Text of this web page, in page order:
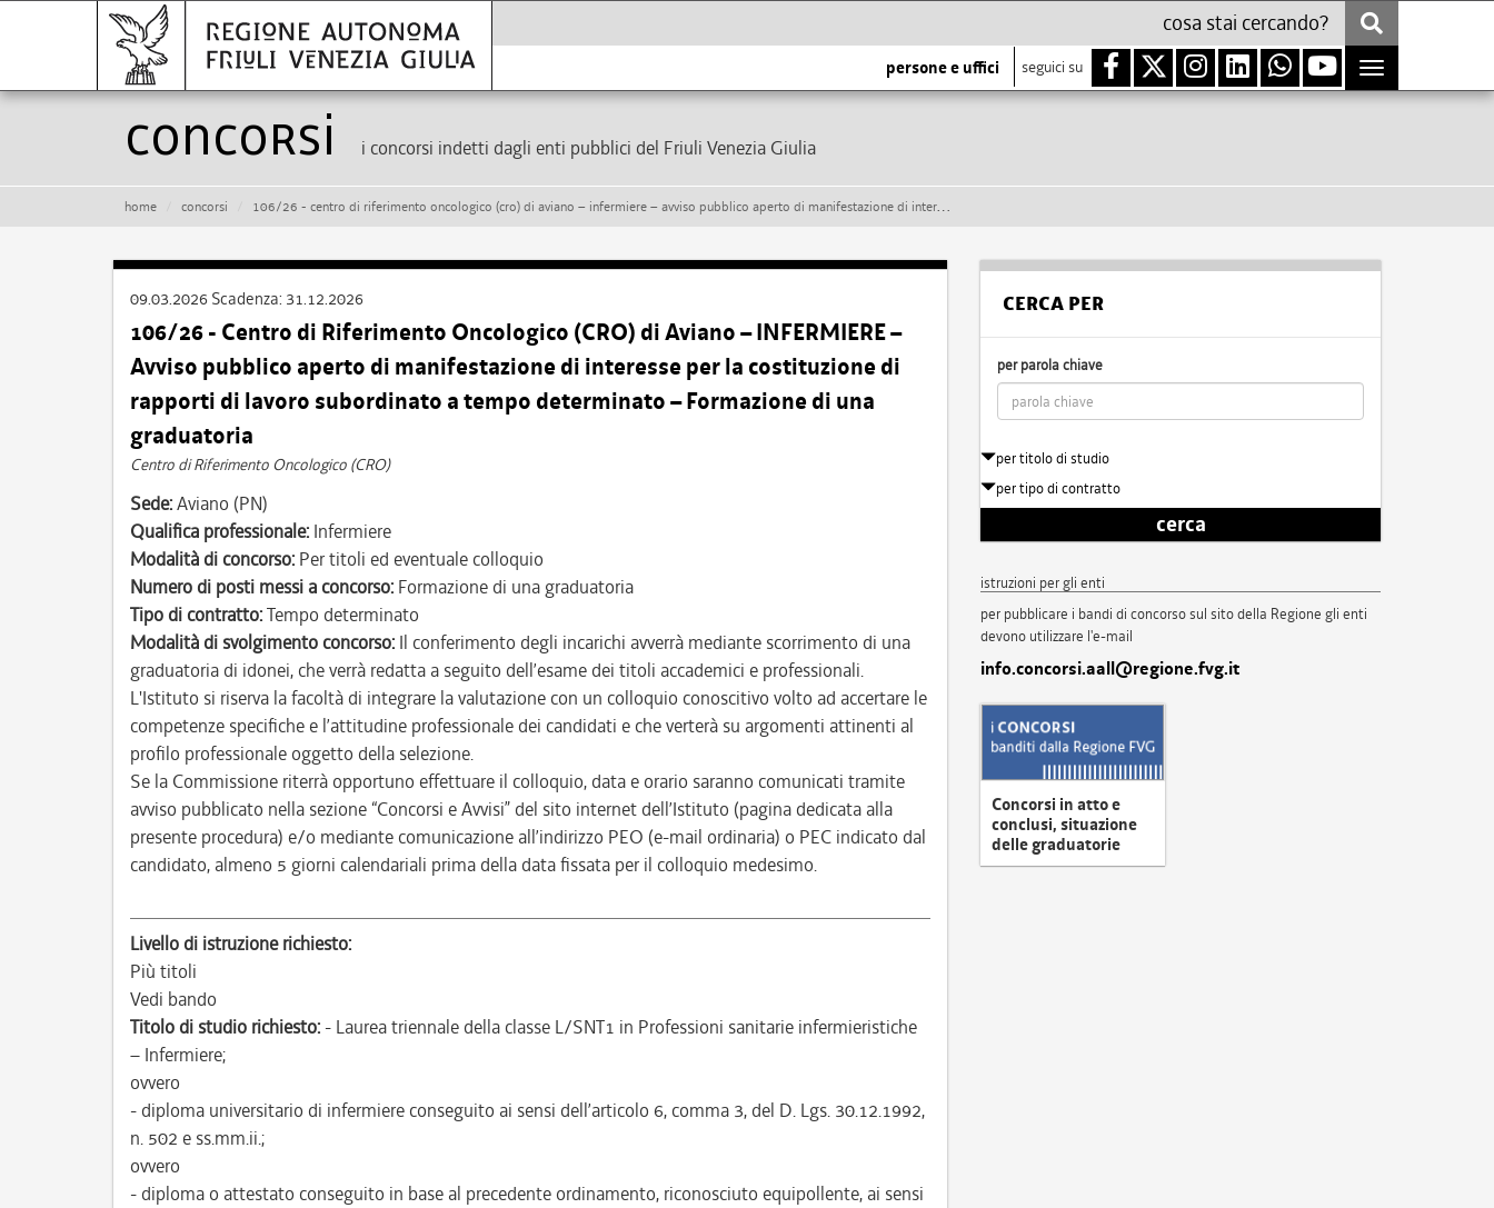
persone e uffici seguici su
Toggle
navigation
Concorsi i concorsi indetti dagli enti pubblici del Friuli Venezia Giulia
home concorsi 106/26 - centro di riferimento oncologico (cro) di aviano – infermiere – avviso pubblico aperto di manifestazione di interesse per la costituzione di rapporti di lavoro subordinato a tempo determinato – formazione di una graduatoria
09.03.2026 Scadenza: 31.12.2026
106/26 - Centro di Riferimento Oncologico (CRO) di Aviano – INFERMIERE –
Avviso pubblico aperto di manifestazione di interesse per la costituzione di
rapporti di lavoro subordinato a tempo determinato – Formazione di una
graduatoria
Centro di Riferimento Oncologico (CRO)
Sede:Aviano (PN)
Qualifica professionale: Infermiere
Modalità di concorso: Per titoli ed eventuale colloquio
Numero di posti messi a concorso: Formazione di una graduatoria
Tipo di contratto:Tempo determinato
Modalità di svolgimento concorso: Il conferimento degli incarichi avverrà mediante scorrimento di una
graduatoria di idonei, che verrà redatta a seguito dell’esame dei titoli accademici e professionali.
L'Istituto si riserva la facoltà di integrare la valutazione con un colloquio conoscitivo volto ad accertare le
competenze specifiche e l’attitudine professionale dei candidati e che verterà su argomenti attinenti al
profilo professionale oggetto della selezione.
Se la Commissione riterrà opportuno effettuare il colloquio, data e orario saranno comunicati tramite
avviso pubblicato nella sezione “Concorsi e Avvisi” del sito internet dell’Istituto (pagina dedicata alla
presente procedura) e/o mediante comunicazione all’indirizzo PEO (e-mail ordinaria) o PEC indicato dal
candidato, almeno 5 giorni calendariali prima della data fissata per il colloquio medesimo.
Livello di istruzione richiesto:
Più titoli
Vedi bando
Titolo di studio richiesto: - Laurea triennale della classe L/SNT1 in Professioni sanitarie infermieristiche
– Infermiere;
ovvero
- diploma universitario di infermiere conseguito ai sensi dell’articolo 6, comma 3, del D. Lgs. 30.12.1992,
n. 502 e ss.mm.ii.;
ovvero
- diploma o attestato conseguito in base al precedente ordinamento, riconosciuto equipollente, ai sensi
CERCA PER
per parola chiave
per titolo di studio
per tipo di contratto
cerca
istruzioni per gli enti
per pubblicare i bandi di concorso sul sito della Regione gli enti
devono utilizzare l'e-mail
info.concorsi.aall@regione.fvg.it
Concorsi in atto e
conclusi, situazione
delle graduatorie